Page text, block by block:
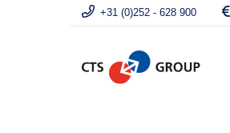
+31 (0)252 - 628 900